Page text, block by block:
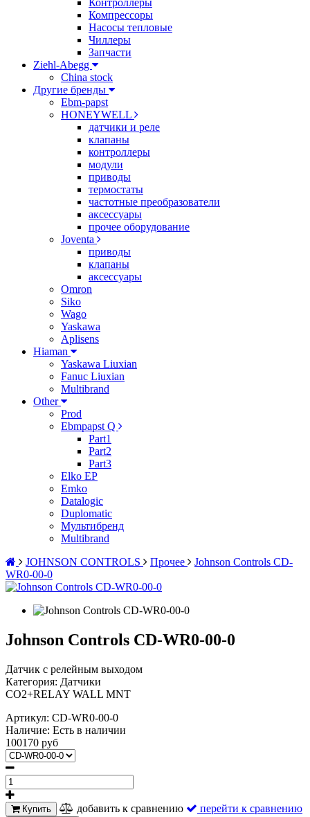
Контроллеры
Компрессоры
Насосы тепловые
Чиллеры
Запчасти
Ziehl-Abegg
China stock
Другие бренды
Ebm-papst
HONEYWELL
датчики и реле
клапаны
контроллеры
модули
приводы
термостаты
частотные преобразователи
аксессуары
прочее оборудование
Joventa
приводы
клапаны
аксессуары
Omron
Siko
Wago
Yaskawa
Aplisens
Hiaman
Yaskawa Liuxian
Fanuc Liuxian
Multibrand
Other
Prod
Ebmpapst Q
Part1
Part2
Part3
Elko EP
Emko
Datalogic
Duplomatic
Мультибренд
Multibrand
JOHNSON CONTROLS
Прочее
Johnson Controls CD-
WR0-00-0
Johnson Controls CD-WR0-00-0
Датчик с релейным выходом
Категория: Датчики
CO2+RELAY WALL MNT
Артикул: CD-WR0-00-0
Наличие: Есть в наличии
100170 руб
Купить добавить к сравнению перейти к сравнению